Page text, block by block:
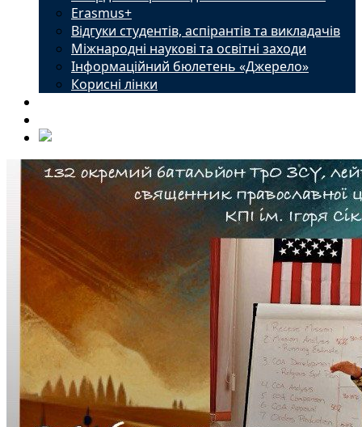
Erasmus+
Відгуки студентів, аспірантів та викладачів
Міжнародні наукові та освітні заходи
Інформаційний бюлетень «Джерело»
Корисні лінки